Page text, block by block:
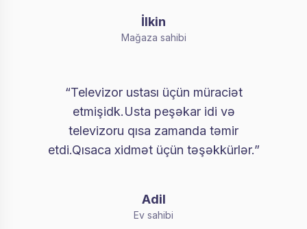
İlkin
Mağaza sahibi
“Televizor ustası üçün müraciət
etmişidk.Usta peşəkar idi və
televizoru qısa zamanda təmir
etdi.Qısaca xidmət üçün təşəkkürlər.”
Adil
Ev sahibi